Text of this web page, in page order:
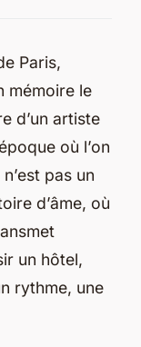
Paris,
mémoire le
d’un artiste
où l’on
pas un
d’âme, où
un hôtel,
rythme, une